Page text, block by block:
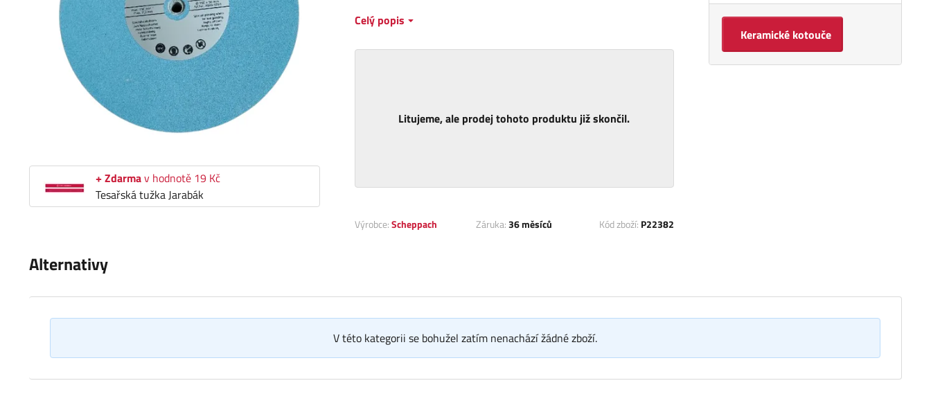
+ Zdarmav hodnotě 19 Kč
Tesařská tužka Jarabák
Keramické kotouče
Celý popis
Litujeme, ale prodej tohoto produktu již skončil.
Výrobce:Scheppach Záruka:36 měsíců Kód zboží: P22382
Alternativy
V této kategorii se bohužel zatím nenachází žádné zboží.